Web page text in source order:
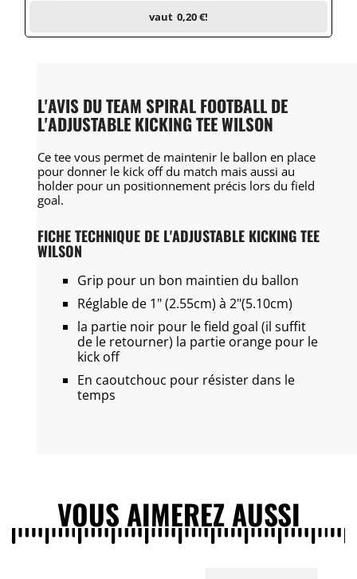
vaut 0,20 €!
L'AVIS DU TEAM SPIRAL FOOTBALL DE
L'ADJUSTABLE KICKING TEE WILSON
Ce tee vous permet de maintenir le ballon en place
pour donner le kick off du match mais aussi au
holder pour un positionnement précis lors du field
goal.
FICHE TECHNIQUE DE L'ADJUSTABLE KICKING TEE
WILSON
Grip pour un bon maintien du ballon
Réglable de 1" (2.55cm) à 2"(5.10cm)
la partie noir pour le field goal (il suffit
de le retourner) la partie orange pour le
kick off
En caoutchouc pour résister dans le
temps
VOUS AIMEREZ AUSSI